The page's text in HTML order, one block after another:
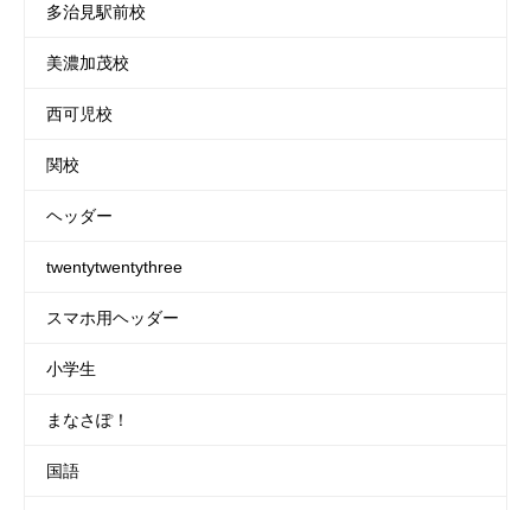
多治見駅前校
美濃加茂校
西可児校
関校
ヘッダー
twentytwentythree
スマホ用ヘッダー
小学生
まなさぽ！
国語